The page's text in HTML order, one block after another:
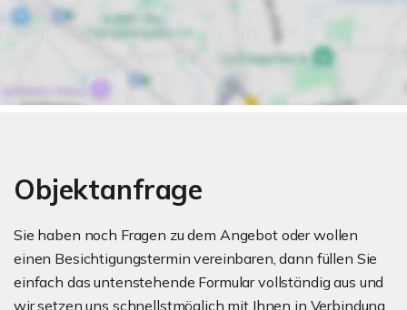
Objektanfrage
Sie haben noch Fragen zu dem Angebot oder wollen
einen Besichtigungstermin vereinbaren, dann füllen Sie
einfach das untenstehende Formular vollständig aus und
wir setzen uns schnellstmöglich mit Ihnen in Verbindung.